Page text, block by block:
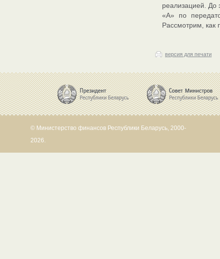
реализацией. До
«А» по
Рассмотрим, как
версия для печати
© Министерство финансов Республики Беларусь, 2000-
2026.